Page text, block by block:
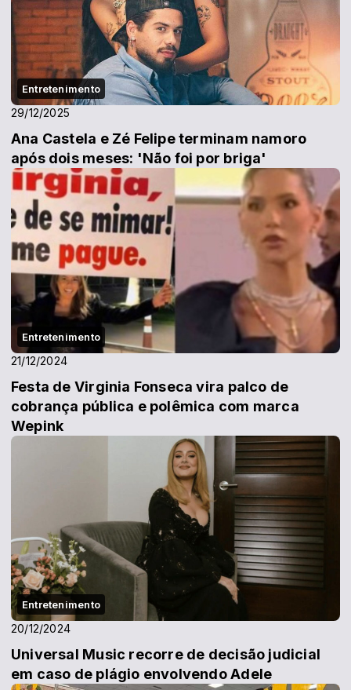
Entretenimento
29/12/2025
Ana Castela e Zé Felipe terminam namoro
após dois meses: 'Não foi por briga'
Entretenimento
21/12/2024
Festa de Virginia Fonseca vira palco de
cobrança pública e polêmica com marca
Wepink
Entretenimento
20/12/2024
Universal Music recorre de decisão judicial
em caso de plágio envolvendo Adele